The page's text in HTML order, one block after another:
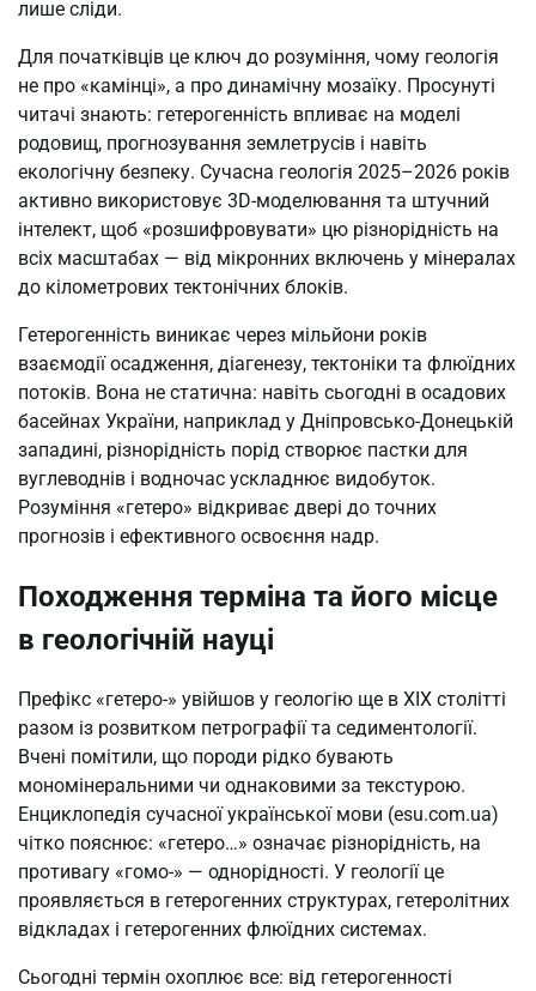
лише сліди.
Для початківців це ключ до розуміння, чому геологія
не про «камінці», а про динамічну мозаїку. Просунуті
читачі знають: гетерогенність впливає на моделі
родовищ, прогнозування землетрусів і навіть
екологічну безпеку. Сучасна геологія 2025–2026 років
активно використовує 3D-моделювання та штучний
інтелект, щоб «розшифровувати» цю різнорідність на
всіх масштабах — від мікронних включень у мінералах
до кілометрових тектонічних блоків.
Гетерогенність виникає через мільйони років
взаємодії осадження, діагенезу, тектоніки та флюїдних
потоків. Вона не статична: навіть сьогодні в осадових
басейнах України, наприклад у Дніпровсько-Донецькій
западині, різнорідність порід створює пастки для
вуглеводнів і водночас ускладнює видобуток.
Розуміння «гетеро» відкриває двері до точних
прогнозів і ефективного освоєння надр.
Походження терміна та його місце
в геологічній науці
Префікс «гетеро-» увійшов у геологію ще в XIX столітті
разом із розвитком петрографії та седиментології.
Вчені помітили, що породи рідко бувають
мономінеральними чи однаковими за текстурою.
Енциклопедія сучасної української мови (esu.com.ua)
чітко пояснює: «гетеро…» означає різнорідність, на
противагу «гомо-» — однорідності. У геології це
проявляється в гетерогенних структурах, гетеролітних
відкладах і гетерогенних флюїдних системах.
Сьогодні термін охоплює все: від гетерогенності